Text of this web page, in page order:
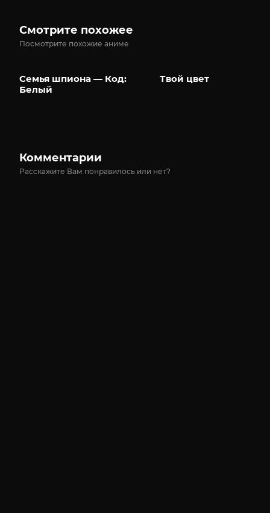
Смотрите похожее
Посмотрите похожие аниме
Семья шпиона — Код:
Белый
Твой цвет
Комментарии
Расскажите Вам понравилось или нет?